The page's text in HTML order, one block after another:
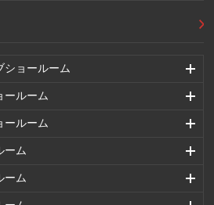
ショールーム
ールーム
ールーム
ーム
ーム